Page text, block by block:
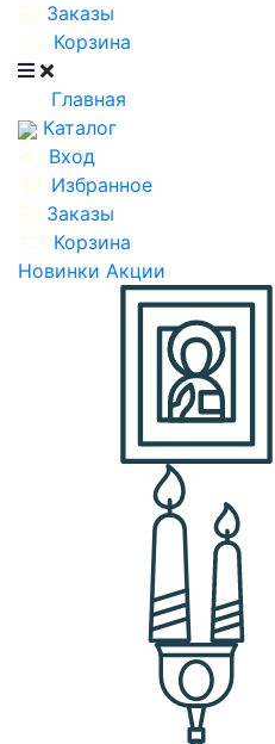
Заказы
Корзина
Главная
Каталог
Вход
Избранное
Заказы
Корзина
Новинки Акции